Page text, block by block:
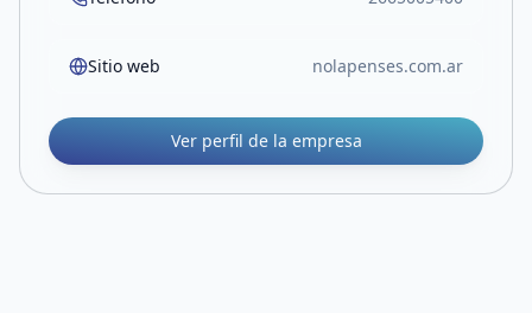
Sitio web nolapenses.com.ar
Ver perfil de la empresa